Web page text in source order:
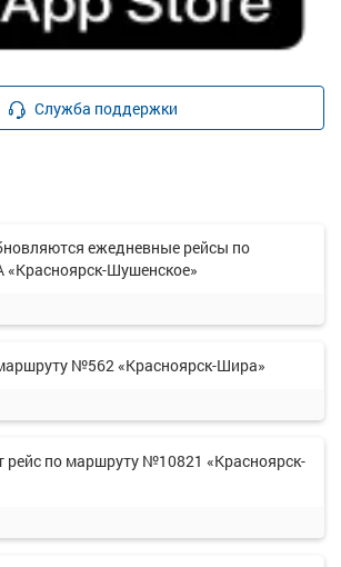
Служба поддержки
ежедневные рейсы по
Шушенское»
№562 «Красноярск-Шира»
рейс по маршруту №10821 «Красноярск-